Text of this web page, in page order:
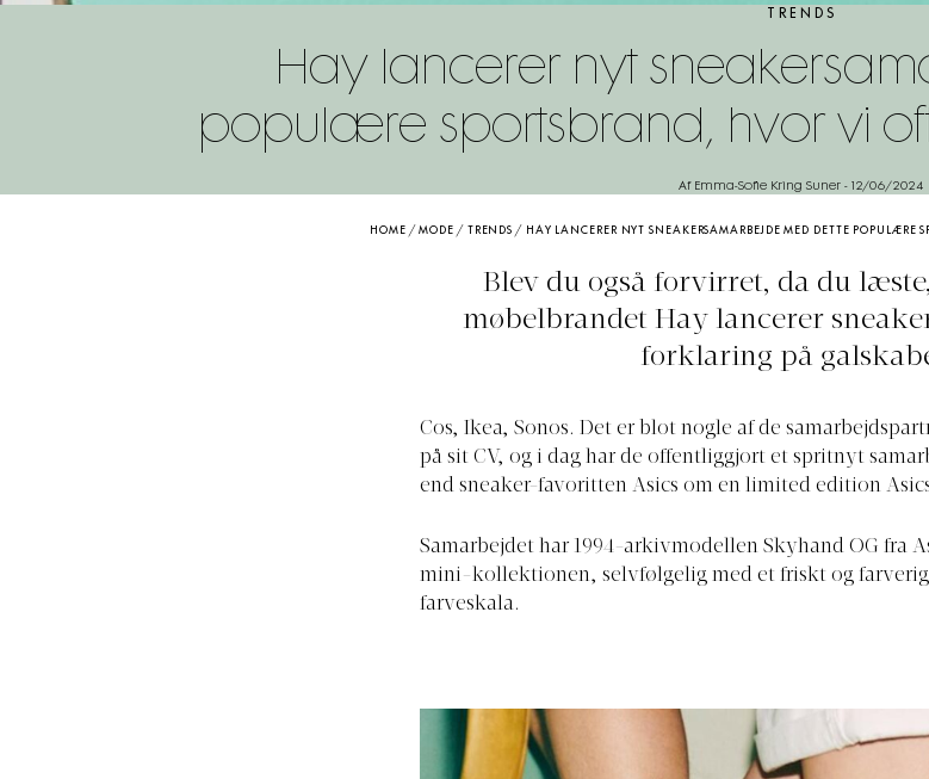
TRENDS
Hay lancerer nyt
populære sportsbrand, hvor vi
Af Emma-Sofie Kring Suner - 12/06/2024
HOME /MODE / TRENDS / HAY LANCERER NYT SNEAKERSAMARBEJDE MED DETTE POPULÆRE
Blev du også forvirret, da du
møbelbrandet Hay lancerer
forklaring på
Cos, Ikea, Sonos. Det er blot nogle af de
på sit CV, og i dag har de offentliggjort et spritnyt
end sneaker-favoritten Asics om en limited edition
Samarbejdet har 1994-arkivmodellen Skyhand OG fra
mini-kollektionen, selvfølgelig med et friskt og
farveskala.